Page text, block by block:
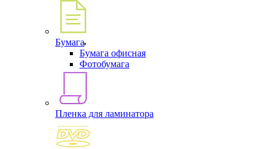
Бумага
Бумага офисная
Фотобумага
Пленка для ламинатора